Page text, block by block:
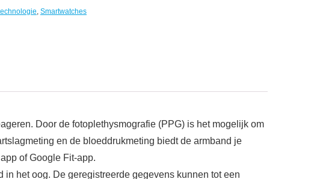
, Smartwatches
Door de fotoplethysmografie (PPG) is het mogelijk om
en de bloeddrukmeting biedt de armband je
of Google Fit-app.
het oog. De geregistreerde gegevens kunnen tot een